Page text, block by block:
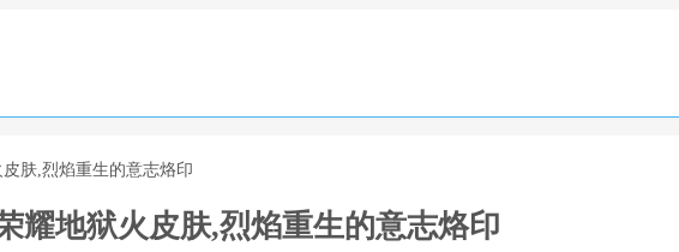
肤,烈焰重生的意志烙印
耀地狱火皮肤,烈焰重生的意志烙印